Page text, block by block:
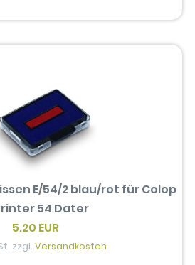
E/54/2 blau/rot für Colop
54 Dater
5.20 EUR
zzgl.Versandkosten